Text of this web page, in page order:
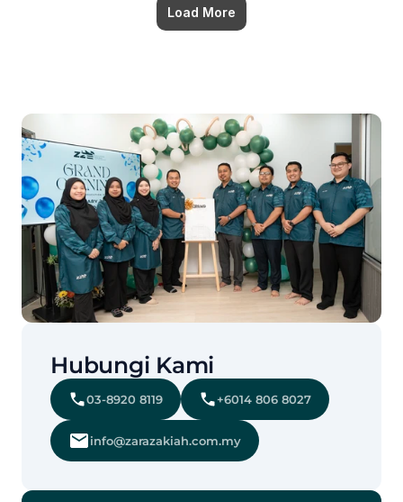
Load More
Hubungi Kami
03-8920 8119 +6014 806 8027
info@zarazakiah.com.my